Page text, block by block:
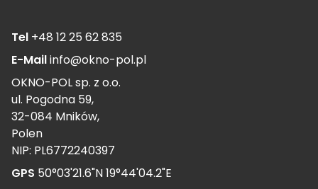
Tel +48 12 25 62 835
E-Mailinfo@okno-pol.pl
OKNO-POL sp. z o.o.
ul. Pogodna 59,
32-084 Mników,
Polen
NIP: PL6772240397
GPS 50°03'21.6"N 19°44'04.2"E